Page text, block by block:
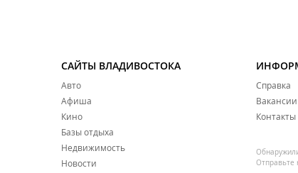
САЙТЫ ВЛАДИВОСТОКА
Авто
Афиша
Кино
Базы отдыха
Недвижимость
Новости
Справка
Вакансии
Контакты
Отправьте